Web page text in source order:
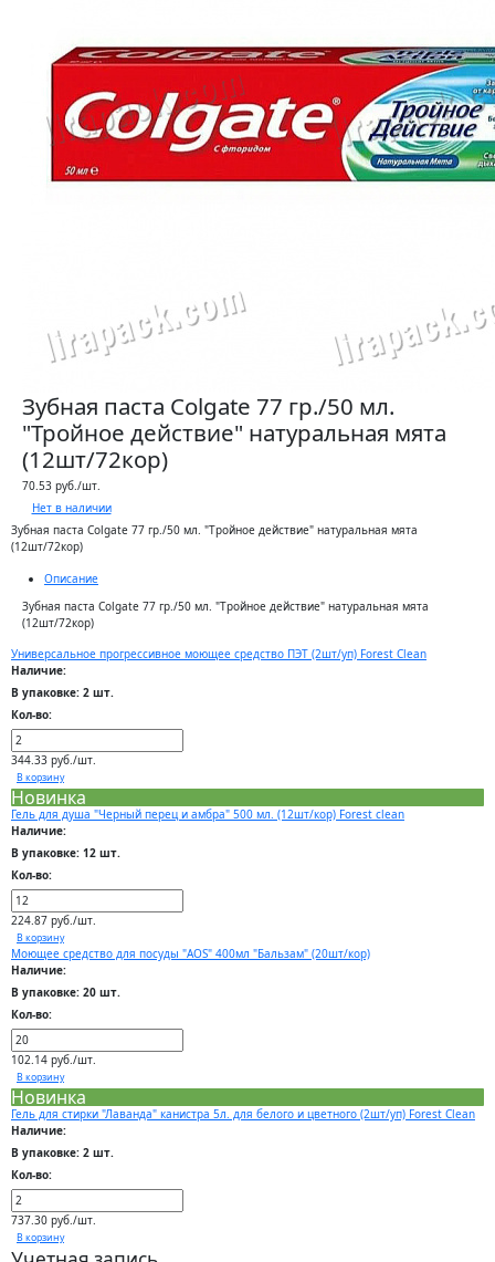
Зубная паста Colgate 77 гр./50 мл.
"Тройное действие" натуральная мята
(12шт/72кор)
70.53 руб./шт.
Нет в наличии
Зубная паста Colgate 77 гр./50 мл. "Тройное действие" натуральная мята
(12шт/72кор)
Описание
Зубная паста Colgate 77 гр./50 мл. "Тройное действие" натуральная мята
(12шт/72кор)
Универсальное прогрессивное моющее средство ПЭТ (2шт/уп) Forest Clean
Наличие:
В упаковке: 2 шт.
Кол-во:
344.33 руб./шт.
В корзину
Новинка
Гель для душа "Черный перец и амбра" 500 мл. (12шт/кор) Forest clean
Наличие:
В упаковке: 12 шт.
Кол-во:
224.87 руб./шт.
В корзину
Моющее средство для посуды "AOS" 400мл "Бальзам" (20шт/кор)
Наличие:
В упаковке: 20 шт.
Кол-во:
102.14 руб./шт.
В корзину
Новинка
Гель для стирки "Лаванда" канистра 5л. для белого и цветного (2шт/уп) Forest Clean
Наличие:
В упаковке: 2 шт.
Кол-во:
737.30 руб./шт.
В корзину